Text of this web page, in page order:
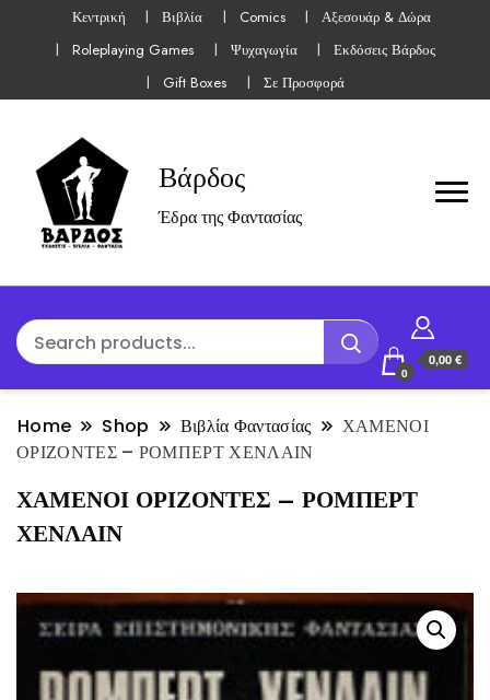
Κεντρική Βιβλία Comics
Αξεσουάρ & Δώρα
Roleplaying Games
Ψυχαγωγία
Εκδόσεις Βάρδος
Gift Boxes
Σε Προσφορά
Βάρδος
Έδρα της Φαντασίας
0
0,00 €
Home Shop Βιβλία Φαντασίας
ΧΑΜΕΝΟΙ
ΟΡΙΖΟΝΤΕΣ – ΡΟΜΠΕΡΤ ΧΕΝΛΑΙΝ
ΧΑΜΕΝΟΙ ΟΡΙΖΟΝΤΕΣ – ΡΟΜΠΕΡΤ
ΧΕΝΛΑΙΝ